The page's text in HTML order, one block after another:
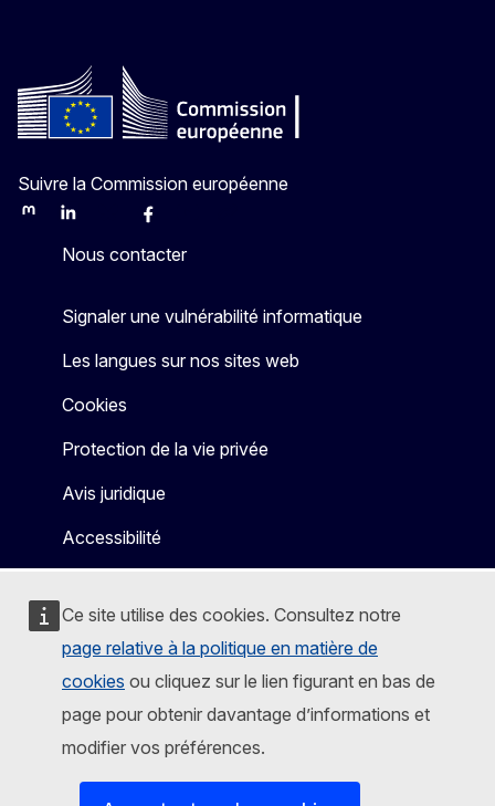
Ce site utilise des cookies. Consultez notre
page relative à la politique en matière de
cookies ou cliquez sur le lien figurant en bas de
page pour obtenir davantage d’informations et
modifier vos préférences.
Suivre la Commission européenne
MastodonLinkedInBlueskyFacebook
Nous contacter
Signaler une vulnérabilité informatique
Les langues sur nos sites web
Cookies
Protection de la vie privée
Avis juridique
Accessibilité